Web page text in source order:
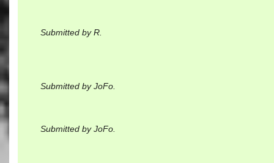
Submitted by R.
Submitted by JoFo.
Submitted by JoFo.